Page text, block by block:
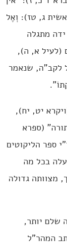
ג, טז): וְאֶל
מתגלה
(לעיל א, ה),
לקב”ה, שנאמר
יט, יח),
(ספרא
ספר הליקוטים
בכל מה
מצוותה גדולה
שלם יותר,
יותר (לעיל א, ד, 4). וכתב המהר”ל